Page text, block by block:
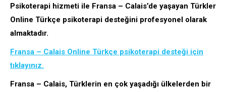
Psikoterapi hizmeti ile Fransa – Calais’de yaşayan Türkler
Online Türkçe psikoterapi desteğini profesyonel olarak
almaktadır.
Fransa – Calais Online Türkçe psikoterapi desteği için
tıklayınız.
Fransa – Calais, Türklerin en çok yaşadığı ülkelerden bir